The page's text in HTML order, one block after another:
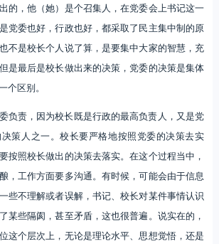
的，他（她）是个召集人，在党委会上书记这一
党委也好，行政也好，都采取了民主集中制的原
不是校长个人说了算，是要集中大家的智慧，充
是最后是校长做出来的决策，党委的决策是集体
个区别。
责，因为校长既是行政的最高负责人，又是党
策人之一。校长要严格地按照党委的决策去实
按照校长做出的决策去落实。在这个过程当中，
，工作方面要多沟通。有时候，可能会由于信息
些不理解或者误解，书记、校长对某件事情认识
某些隔阂，甚至矛盾，这也很普遍。说实在的，
这个层次上，无论是理论水平、思想觉悟，还是